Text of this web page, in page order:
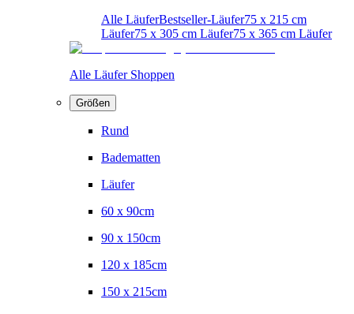
Alle LäuferBestseller-Läufer75 x 215 cm
Läufer75 x 305 cm Läufer75 x 365 cm Läufer
Alle Läufer Shoppen
Größen
Rund
Badematten
Läufer
60 x 90cm
90 x 150cm
120 x 185cm
150 x 215cm